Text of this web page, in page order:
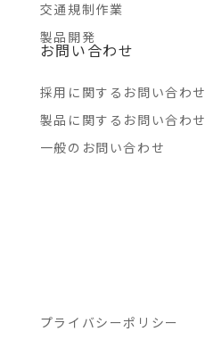
交通規制作業
製品開発
お問い合わせ
採用に関するお問い合わせ
製品に関するお問い合わせ
一般のお問い合わせ
プライバシーポリシー